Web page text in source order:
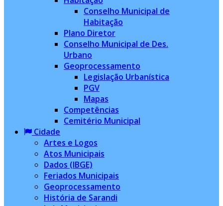
Conselho Municipal de
Habitação
Plano Diretor
Conselho Municipal de Des.
Urbano
Geoprocessamento
Legislação Urbanística
PGV
Mapas
Competências
Cemitério Municipal
Cidade
Artes e Logos
Atos Municipais
Dados (IBGE)
Feriados Municipais
Geoprocessamento
História de Sarandi